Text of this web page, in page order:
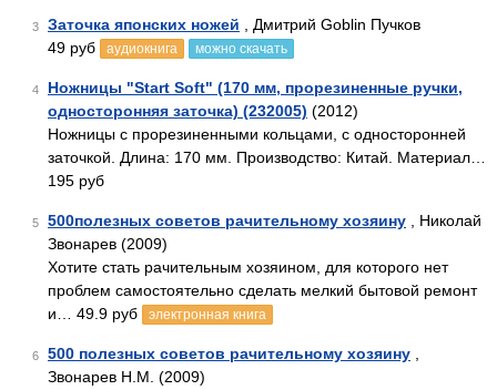
3 Заточка японских ножей , Дмитрий Goblin Пучков
49 руб
аудиокнига можно скачать
4
Ножницы "Start Soft" (170 мм, прорезиненные ручки,
односторонняя заточка) (232005) (2012)
Ножницы с прорезиненными кольцами, с односторонней
заточкой. Длина: 170 мм. Производство: Китай. Материал…
195 руб
5 500полезных советов рачительному хозяину , Николай
Звонарев (2009)
Хотите стать рачительным хозяином, для которого нет
проблем самостоятельно сделать мелкий бытовой ремонт
и… 49.9 руб
электронная книга
6 500 полезных советов рачительному хозяину
Звонарев Н.М. (2009)